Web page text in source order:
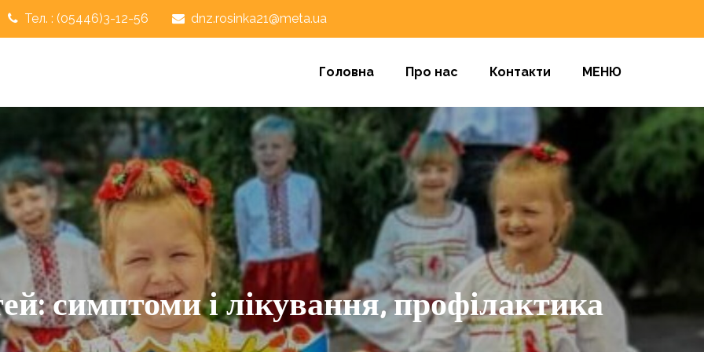
Тел. : (05446)3-12-56 dnz.rosinka21@meta.ua
Головна Про нас Контакти МЕНЮ
симптоми і лікування, профілактика